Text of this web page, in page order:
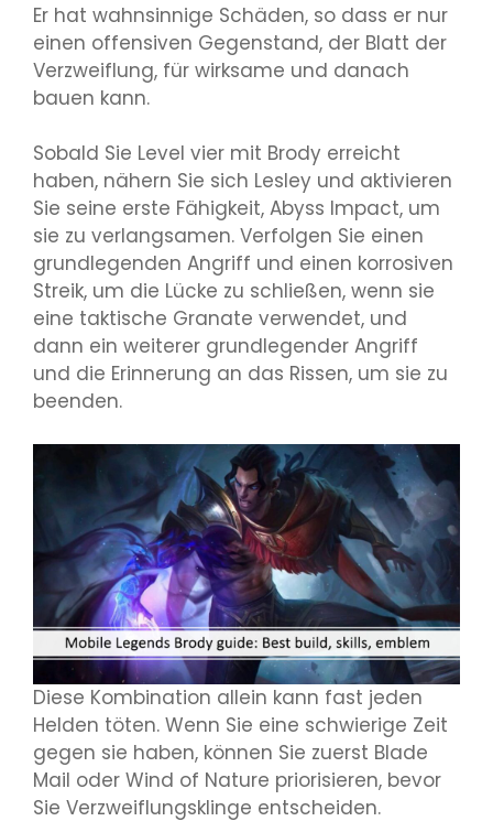
Er hat wahnsinnige Schäden, so dass er nur
einen offensiven Gegenstand, der Blatt der
Verzweiflung, für wirksame und danach
bauen kann.
Sobald Sie Level vier mit Brody erreicht
haben, nähern Sie sich Lesley und aktivieren
Sie seine erste Fähigkeit, Abyss Impact, um
sie zu verlangsamen. Verfolgen Sie einen
grundlegenden Angriff und einen korrosiven
Streik, um die Lücke zu schließen, wenn sie
eine taktische Granate verwendet, und
dann ein weiterer grundlegender Angriff
und die Erinnerung an das Rissen, um sie zu
beenden.
Diese Kombination allein kann fast jeden
Helden töten. Wenn Sie eine schwierige Zeit
gegen sie haben, können Sie zuerst Blade
Mail oder Wind of Nature priorisieren, bevor
Sie Verzweiflungsklinge entscheiden.